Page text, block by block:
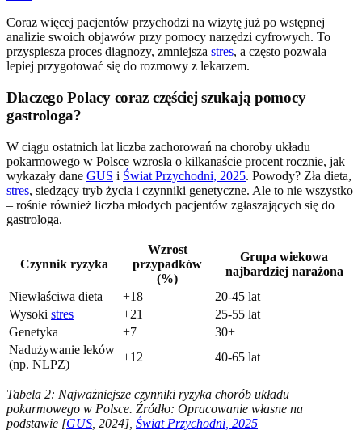
Coraz więcej pacjentów przychodzi na wizytę już po wstępnej
analizie swoich objawów przy pomocy narzędzi cyfrowych. To
przyspiesza proces diagnozy, zmniejsza stres, a często pozwala
lepiej przygotować się do rozmowy z lekarzem.
Dlaczego Polacy coraz częściej szukają pomocy
gastrologa?
W ciągu ostatnich lat liczba zachorowań na choroby układu
pokarmowego w Polsce wzrosła o kilkanaście procent rocznie, jak
wykazały dane GUS i Świat Przychodni, 2025. Powody? Zła dieta,
stres, siedzący tryb życia i czynniki genetyczne. Ale to nie wszystko
– rośnie również liczba młodych pacjentów zgłaszających się do
gastrologa.
Czynnik ryzyka
Wzrost
przypadków
(%)
Grupa wiekowa
najbardziej narażona
Niewłaściwa dieta
+18
20-45 lat
Wysoki stres +21
25-55 lat
Genetyka
+7
30+
Nadużywanie leków
(np. NLPZ)
+12 40-65 lat
Tabela 2: Najważniejsze czynniki ryzyka chorób układu
pokarmowego w Polsce. Źródło: Opracowanie własne na
podstawie [GUS , 2024], Świat Przychodni, 2025